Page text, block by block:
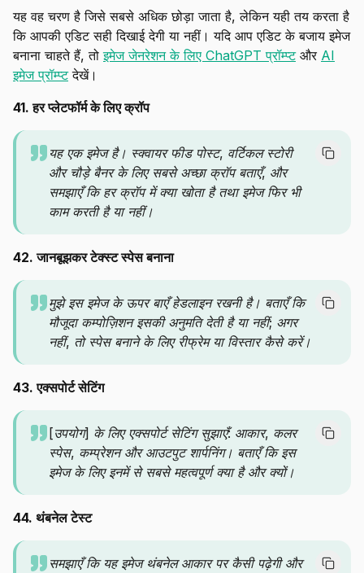
यह वह चरण है जिसे सबसे अधिक छोड़ा जाता है, लेकिन यही तय करता है
कि आपकी एडिट सही दिखाई देगी या नहीं। यदि आप एडिट के बजाय इमेज
बनाना चाहते हैं, तोइमेज जेनरेशन के लिए ChatGPT प्रॉम्प्टऔर AI
इमेज प्रॉम्प्टदेखें।
41. हर प्लेटफॉर्म के लिए क्रॉप
यह एक इमेज है। स्क्वायर फीड पोस्ट, वर्टिकल स्टोरी
और चौड़े बैनर के लिए सबसे अच्छा क्रॉप बताएँ, और
समझाएँ कि हर क्रॉप में क्या खोता है तथा इमेज फिर भी
काम करती है या नहीं।
42. जानबूझकर टेक्स्ट स्पेस बनाना
मुझे इस इमेज के ऊपर बाएँ हेडलाइन रखनी है। बताएँ कि
मौजूदा कम्पोज़िशन इसकी अनुमति देती है या नहीं; अगर
नहीं, तो स्पेस बनाने के लिए रीफ्रेम या विस्तार कैसे करें।
43. एक्सपोर्ट सेटिंग
[उपयोग] के लिए एक्सपोर्ट सेटिंग सुझाएँ: आकार, कलर
स्पेस, कम्प्रेशन और आउटपुट शार्पनिंग। बताएँ कि इस
इमेज के लिए इनमें से सबसे महत्वपूर्ण क्या है और क्यों।
44. थंबनेल टेस्ट
समझाएँ कि यह इमेज थंबनेल आकार पर कैसी पढ़ेगी और